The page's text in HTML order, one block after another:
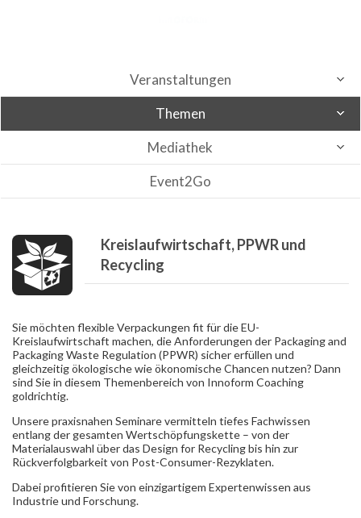
Veranstaltungen
Themen
Mediathek
Event2Go
Kreislaufwirtschaft, PPWR und
Recycling
Sie möchten flexible Verpackungen fit für die EU-
Kreislaufwirtschaft machen, die Anforderungen der Packaging and
Packaging Waste Regulation (PPWR) sicher erfüllen und
gleichzeitig ökologische wie ökonomische Chancen nutzen? Dann
sind Sie in diesem Themenbereich von Innoform Coaching
goldrichtig.
Unsere praxisnahen Seminare vermitteln tiefes Fachwissen
entlang der gesamten Wertschöpfungskette – von der
Materialauswahl über das Design for Recycling bis hin zur
Rückverfolgbarkeit von Post-Consumer-Rezyklaten.
Dabei profitieren Sie von einzigartigem Expertenwissen aus
Industrie und Forschung.